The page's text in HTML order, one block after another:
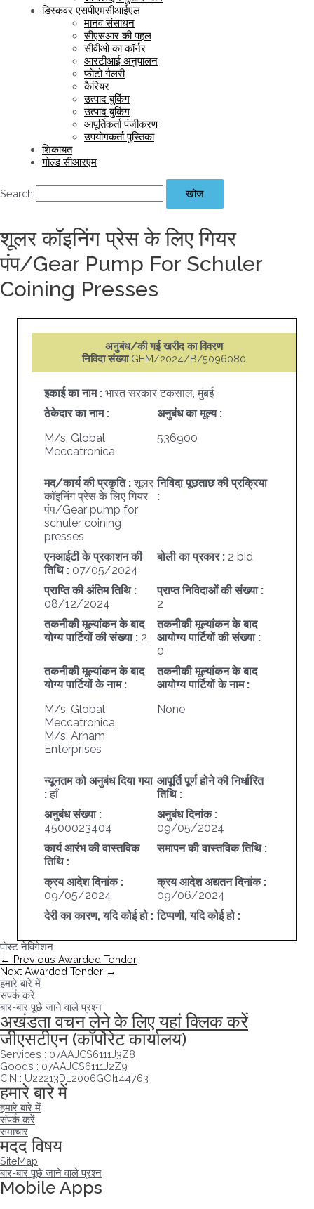
डिस्कवर एसपीएमसीआईएल
मानव संसाधन
सीएसआर की पहल
सीवीओ का कॉर्नर
आरटीआई अनुपालन
फोटो गैलरी
कैरियर
उत्पाद बुकिंग
उत्पाद बुकिंग
आपूर्तिकर्ता पंजीकरण
उपयोगकर्ता पुस्तिका
शिकायत
गोल्ड सीआरएम
Search खोज
शूलर कॉइनिंग प्रेस के लिए गियर
पंप/Gear Pump For Schuler
Coining Presses
अनुबंध/की गई खरीद का विवरण
निविदा संख्या GEM/2024/B/5096080
इकाई का नाम : भारत सरकार टकसाल, मुंबई
ठेकेदार का नाम :
M/s. Global
Meccatronica
अनुबंध का मूल्य :
536900
मद/कार्य की प्रकृति : शूलर
कॉइनिंग प्रेस के लिए गियर
पंप/Gear pump for
schuler coining
presses
निविदा पूछताछ की प्रक्रिया
:
एनआईटी के प्रकाशन की
तिथि : 07/05/2024
बोली का प्रकार : 2 bid
प्राप्ति की अंतिम तिथि :
08/12/2024
प्राप्त निविदाओं की संख्या :
2
तकनीकी मूल्यांकन के बाद
योग्य पार्टियों की संख्या : 2
तकनीकी मूल्यांकन के बाद
आयोग्य पार्टियों की संख्या :
0
तकनीकी मूल्यांकन के बाद
योग्य पार्टियों के नाम :
M/s. Global
Meccatronica
M/s. Arham
Enterprises
तकनीकी मूल्यांकन के बाद
आयोग्य पार्टियों के नाम :
None
न्यूनतम को अनुबंध दिया गया
: हाँ
आपूर्ति पूर्ण होने की निर्धारित
तिथि :
अनुबंध संख्या :
4500023404
अनुबंध दिनांक :
09/05/2024
कार्य आरंभ की वास्तविक
तिथि :
समापन की वास्तविक तिथि :
क्रय आदेश दिनांक :
09/05/2024
क्रय आदेश अद्यतन दिनांक :
09/06/2024
देरी का कारण, यदि कोई हो : टिप्पणी, यदि कोई हो :
पोस्ट नेविगेशन
← Previous Awarded Tender
Next Awarded Tender →
हमारे बारे में
संपर्क करें
बार-बार पूछे जाने वाले प्रश्न
अखंडता वचन लेने के लिए यहां क्लिक करें
जीएसटीएन (कॉर्पोरेट कार्यालय)
Services : 07AAJCS6111J3Z8
Goods : 07AAJCS6111J2Z9
CIN : U22213DL2006GOI144763
हमारे बारे में
हमारे बारे में
संपर्क करें
समाचार
मदद विषय
SiteMap
बार-बार पूछे जाने वाले प्रश्न
Mobile Apps